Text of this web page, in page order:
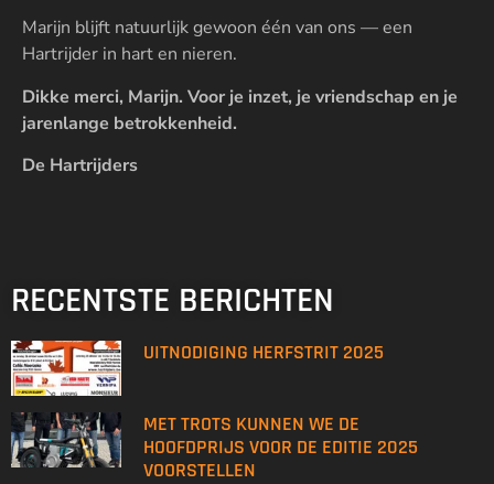
Marijn blijft natuurlijk gewoon één van ons — een
Hartrijder in hart en nieren.
Dikke merci, Marijn. Voor je inzet, je vriendschap en je
jarenlange betrokkenheid.
De Hartrijders
RECENTSTE BERICHTEN
UITNODIGING HERFSTRIT 2025
MET TROTS KUNNEN WE DE
HOOFDPRIJS VOOR DE EDITIE 2025
VOORSTELLEN